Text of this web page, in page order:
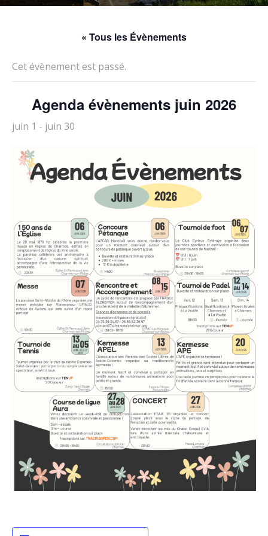
« Tous les Évènements
Cet évènement est passé.
Agenda évènements juin 2026
juin 1 - juin 30